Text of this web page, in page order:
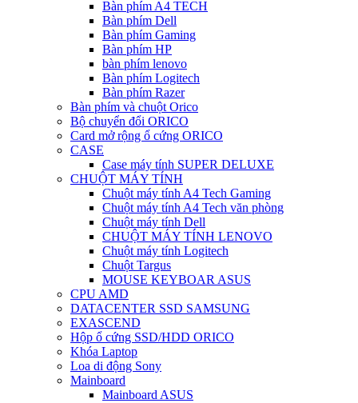
Bàn phím A4 TECH
Bàn phím Dell
Bàn phím Gaming
Bàn phím HP
bàn phím lenovo
Bàn phím Logitech
Bàn phím Razer
Bàn phím và chuột Orico
Bộ chuyển đổi ORICO
Card mở rộng ổ cứng ORICO
CASE
Case máy tính SUPER DELUXE
CHUỘT MÁY TÍNH
Chuột máy tính A4 Tech Gaming
Chuột máy tính A4 Tech văn phòng
Chuột máy tính Dell
CHUỘT MÁY TÍNH LENOVO
Chuột máy tính Logitech
Chuột Targus
MOUSE KEYBOAR ASUS
CPU AMD
DATACENTER SSD SAMSUNG
EXASCEND
Hộp ổ cứng SSD/HDD ORICO
Khóa Laptop
Loa di động Sony
Mainboard
Mainboard ASUS